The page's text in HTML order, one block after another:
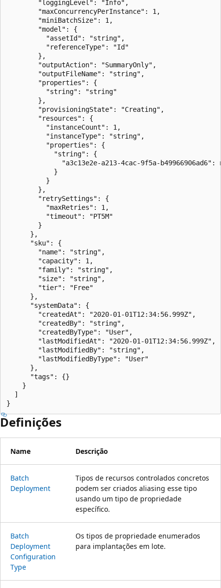
        "loggingLevel": "Info",
        "maxConcurrencyPerInstance": 1,
        "miniBatchSize": 1,
        "model": {
          "assetId": "string",
          "referenceType": "Id"
        },
        "outputAction": "SummaryOnly",
        "outputFileName": "string",
        "properties": {
          "string": "string"
        },
        "provisioningState": "Creating",
        "resources": {
          "instanceCount": 1,
          "instanceType": "string",
          "properties": {
            "string": {
"a3c13e2e-a213-4cac-9f5a-b49966906ad6":
            }
          }
        },
        "retrySettings": {
          "maxRetries": 1,
          "timeout": "PT5M"
        }
      },
      "sku": {
        "name": "string",
        "capacity": 1,
        "family": "string",
        "size": "string",
        "tier": "Free"
      },
      "systemData": {
        "createdAt": "2020-01-01T12:34:56.999Z",
        "createdBy": "string",
        "createdByType": "User",
        "lastModifiedAt": "2020-01-01T12:34:56.999Z",
        "lastModifiedBy": "string",
        "lastModifiedByType": "User"
      },
      "tags": {}
    }
  ]
}
Definições
Name Descrição
Batch
Deployment
Tipos de recursos controlados concretos
podem ser criados aliasing esse tipo
usando um tipo de propriedade
específico.
Batch
Deployment
Configuration
Type
Os tipos de propriedade enumerados
para implantações em lote.